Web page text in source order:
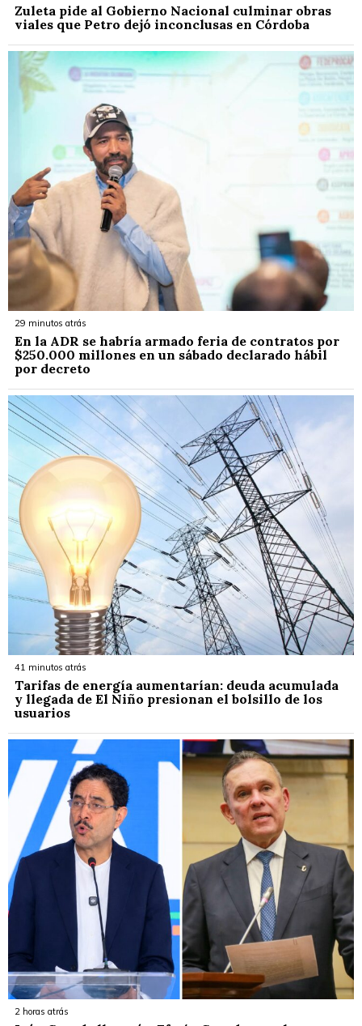
Zuleta pide al Gobierno Nacional culminar obras
viales que Petro dejó inconclusas en Córdoba
29 minutos atrás
En la ADR se habría armado feria de contratos por
$250.000 millones en un sábado declarado hábil
por decreto
41 minutos atrás
Tarifas de energía aumentarían: deuda acumulada
y llegada de El Niño presionan el bolsillo de los
usuarios
2 horas atrás